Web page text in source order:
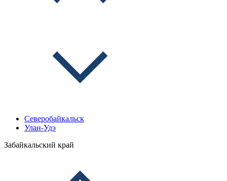
Северобайкальск
Улан-Удэ
Забайкальский край